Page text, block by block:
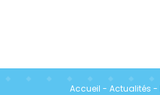
Accueil - Actualités -